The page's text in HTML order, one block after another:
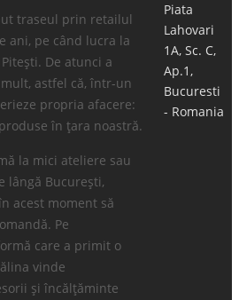
traseul prin retailul
ani, pe când lucra la
De atunci a
astfel că, într-un
propria afacere:
în țara noastră.
la mici ateliere sau
lângă București,
acest moment să
Pe
care a primit o
vinde
și încălțăminte
Piata
Lahovari
1A, Sc. C,
Ap.1,
Bucuresti
- Romania